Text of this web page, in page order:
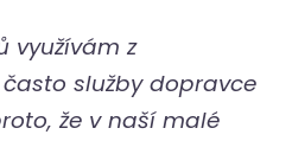
využívám z
služby dopravce
že v naší malé